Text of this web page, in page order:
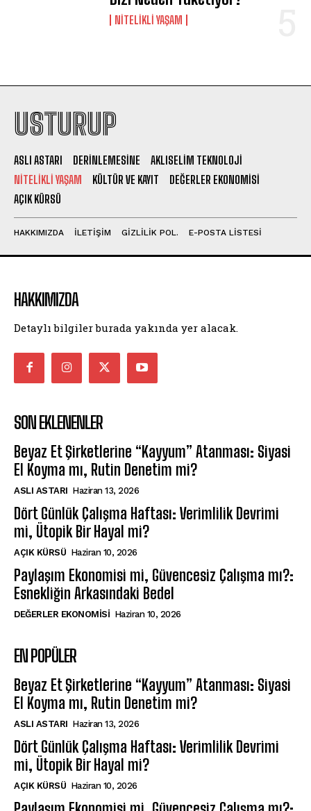
NITELIKLI YAŞAM
USTURUP
ASLI ASTARI DERINLEMESINE
AKLISELIM TEKNOLOJI
NITELIKLI YAŞAM
KÜLTÜR VE KAYIT
DEĞERLER EKONOMISI
AÇIK KÜRSÜ
HAKKIMIZDA İLETİŞİM GİZLİLİK POL. E-POSTA LİSTESİ
HAKKIMIZDA
Detaylı bilgiler burada yakında yer alacak.
SON EKLENENLER
Beyaz Et Şirketlerine “Kayyum” Atanması: Siyasi
El Koyma mı, Rutin Denetim mi?
ASLI ASTARI Haziran 13, 2026
Dört Günlük Çalışma Haftası: Verimlilik Devrimi
mi, Ütopik Bir Hayal mi?
AÇIK KÜRSÜ Haziran 10, 2026
Paylaşım Ekonomisi mi, Güvencesiz Çalışma mı?:
Esnekliğin Arkasındaki Bedel
DEĞERLER EKONOMISI Haziran 10, 2026
EN POPÜLER
Beyaz Et Şirketlerine “Kayyum” Atanması: Siyasi
El Koyma mı, Rutin Denetim mi?
ASLI ASTARI Haziran 13, 2026
Dört Günlük Çalışma Haftası: Verimlilik Devrimi
mi, Ütopik Bir Hayal mi?
AÇIK KÜRSÜ Haziran 10, 2026